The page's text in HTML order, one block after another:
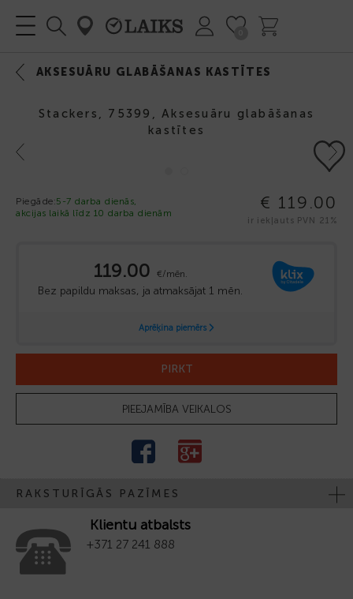
AKSESUĀRU GLABĀŠANAS KASTĪTES
Stackers, 75399, Aksesuāru glabāšanas
kastītes
Previous Next
Piegāde:5-7 darba dienās,
akcijas laikā līdz 10 darba dienām
€ 119.00
ir iekļauts PVN 21%
PIRKT
PIEEJAMĪBA VEIKALOS
RAKSTURĪGĀS PAZĪMES
Klientu atbalsts
+371 27 241 888